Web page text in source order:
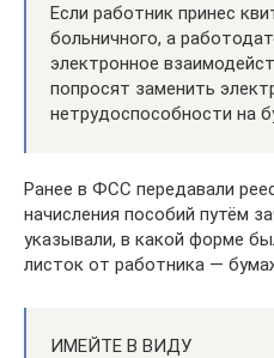
Если работник принес
больничного, а
электронное
попросят заменить
нетрудоспособности на
Ранее в ФСС передавали
начисления пособий путём
указывали, в какой форме
листок от работника —
ИМЕЙТЕ В ВИДУ